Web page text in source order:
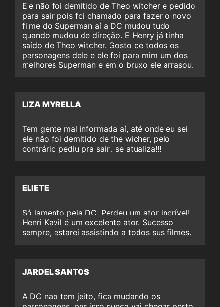
Ele não foi demitido de Theo witcher e pedido
para sair pois foi chamado para fazer o novo
filme do Superman aí a DC mudou tudo
quando mudou de direção. E Henry já tinha
saído de Theo witcher. Gosto de todos os
personagens dele e ele foi para mim um dos
melhores Superman e em o bruxo ele arrasou.
LIZA MYRELLA
Tem gente mal informada aí, até onde eu sei
ele não foi demitido de the wicher, pelo
contrário pediu pra sair.. se atualiza!!!
ELIETE
Só lamento pela DC. Perdeu um ator incrível!
Henri Kavil é um excelente ator. Sucesso
sempre, estarei assistindo a todos sus filmes.
JARDEL SANTOS
A DC nao tem jeito, fica mudando os